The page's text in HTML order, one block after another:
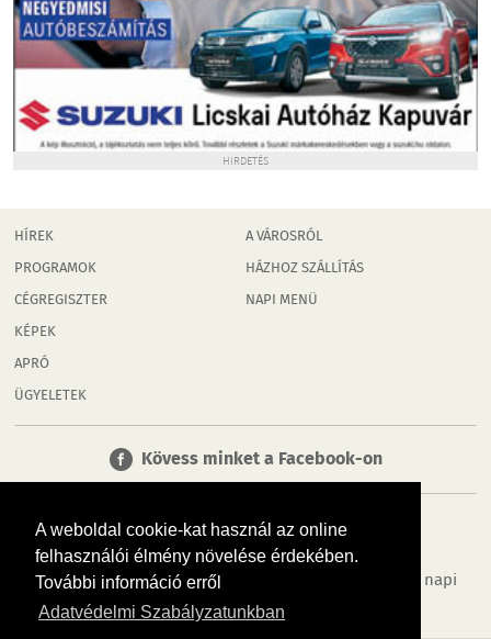
A weboldal cookie-kat használ az online
felhasználói élmény növelése érdekében.
További információ erről
Adatvédelmi Szabályzatunkban
HIRDETÉS
HÍREK
PROGRAMOK
CÉGREGISZTER
KÉPEK
APRÓ
ÜGYELETEK
A VÁROSRÓL
HÁZHOZ SZÁLLÍTÁS
NAPI MENÜ
Kövess minket a Facebook-on
Tudj meg többet városodról! Hírek, programok, képek, napi
menü, cégek…. és minden, ami Rábaköz